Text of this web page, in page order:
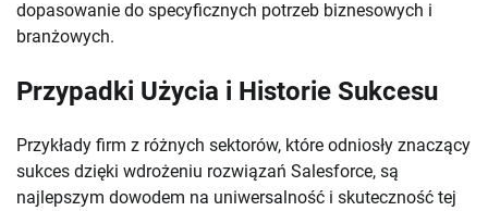
dopasowanie do specyficznych potrzeb biznesowych i
branżowych.
Przypadki Użycia i Historie Sukcesu
Przykłady firm z różnych sektorów, które odniosły znaczący
sukces dzięki wdrożeniu rozwiązań Salesforce, są
najlepszym dowodem na uniwersalność i skuteczność tej